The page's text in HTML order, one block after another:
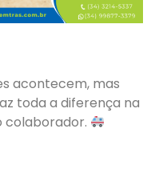
acontecem, mas
toda a diferença na
colaborador.